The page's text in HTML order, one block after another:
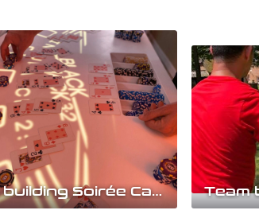
Team building Soirée Casino lumineux